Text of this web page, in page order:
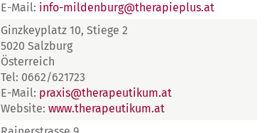
E-Mail: info-mildenburg@therapieplus.at
Ginzkeyplatz 10, Stiege 2
5020 Salzburg
Österreich
Tel: 0662/621723
E-Mail: praxis@therapeutikum.at
Website: www.therapeutikum.at